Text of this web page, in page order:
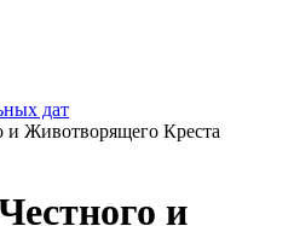
дат
и Животворящего Креста
и